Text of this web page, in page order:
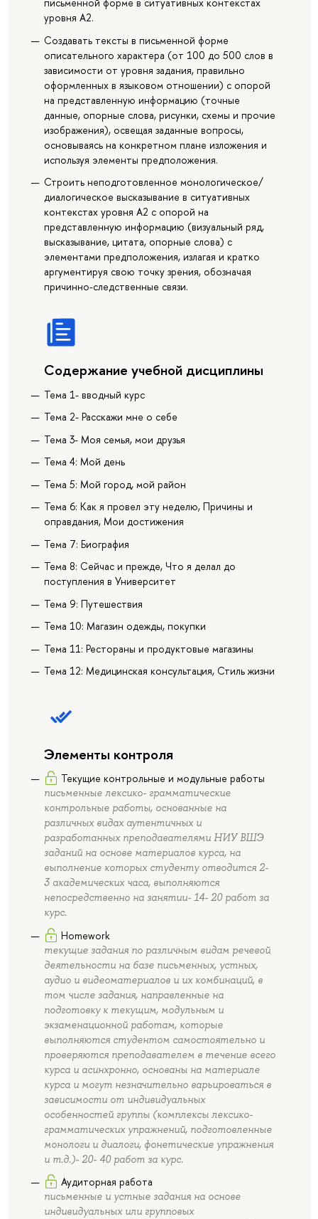
письменной форме в ситуативных контекстах
уровня А2.
Создавать тексты в письменной форме
описательного характера (от 100 до 500 слов в
зависимости от уровня задания, правильно
оформленных в языковом отношении) с опорой
на представленную информацию (точные
данные, опорные слова, рисунки, схемы и прочие
изображения), освещая заданные вопросы,
основываясь на конкретном плане изложения и
используя элементы предположения.
Строить неподготовленное монологическое/
диалогическое высказывание в ситуативных
контекстах уровня А2 с опорой на
представленную информацию (визуальный ряд,
высказывание, цитата, опорные слова) с
элементами предположения, излагая и кратко
аргументируя свою точку зрения, обозначая
причинно-следственные связи.
Содержание учебной дисциплины
Тема 1- вводный курс
Тема 2- Расскажи мне о себе
Тема 3- Моя семья, мои друзья
Тема 4: Мой день
Тема 5: Мой город, мой район
Тема 6: Как я провел эту неделю, Причины и
оправдания, Мои достижения
Тема 7: Биография
Тема 8: Сейчас и прежде, Что я делал до
поступления в Университет
Тема 9: Путешествия
Тема 10: Магазин одежды, покупки
Тема 11: Рестораны и продуктовые магазины
Тема 12: Медицинская консультация, Стиль жизни
Элементы контроля
Текущие контрольные и модульные работы
письменные лексико- грамматические
контрольные работы, основанные на
различных видах аутентичных и
разработанных преподавателями НИУ ВШЭ
заданий на основе материалов курса, на
выполнение которых студенту отводится 2-
3 академических часа, выполняются
непосредственно на занятии- 14- 20 работ за
курс.
Homework
текущие задания по различным видам речевой
деятельности на базе письменных, устных,
аудио и видеоматериалов и их комбинаций, в
том числе задания, направленные на
подготовку к текущим, модульным и
экзаменационной работам, которые
выполняются студентом самостоятельно и
проверяются преподавателем в течение всего
курса и асинхронно, основаны на материале
курса и могут незначительно варьироваться в
зависимости от индивидуальных
особенностей группы (комплексы лексико-
грамматических упражнений, подготовленные
монологи и диалоги, фонетические упражнения
и т.д.)- 20- 40 работ за курс.
Аудиторная работа
письменные и устные задания на основе
индивидуальных или групповых